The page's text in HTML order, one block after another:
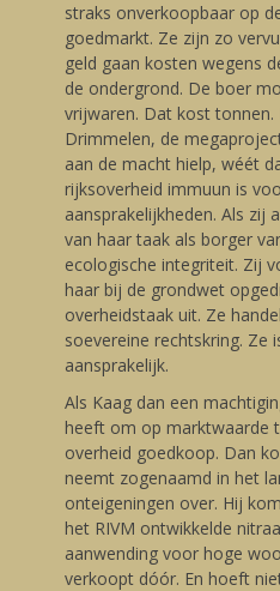
straks onverkoopbaar op
goedmarkt. Ze zijn zo
geld gaan kosten wegens
de ondergrond. De boer
vrijwaren. Dat kost tonnen.
Drimmelen, de
aan de macht hielp, wéét
rijksoverheid immuun is
aansprakelijkheden. Als zij
van haar taak als borger
ecologische integriteit. Zij
haar bij de grondwet
overheidstaak uit. Ze
soevereine rechtskring. Ze
aansprakelijk.
Als Kaag dan een
heeft om op marktwaarde
overheid goedkoop. Dan
neemt zogenaamd in het
onteigeningen over. Hij
het RIVM ontwikkelde
aanwending voor hoge
verkoopt dóór. En hoeft